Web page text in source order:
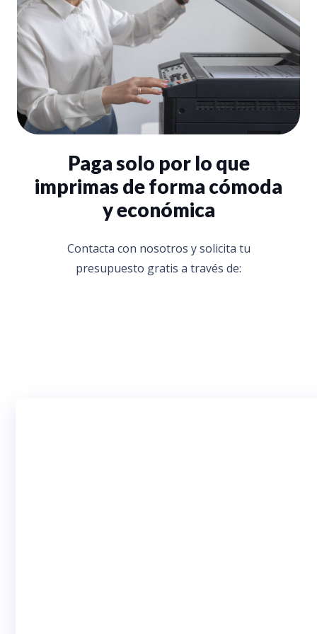
Paga solo por lo que
imprimas de forma cómoda
y económica
Contacta con nosotros y solicita tu
presupuesto gratis a través de: